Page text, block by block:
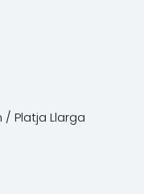
/ Platja Llarga